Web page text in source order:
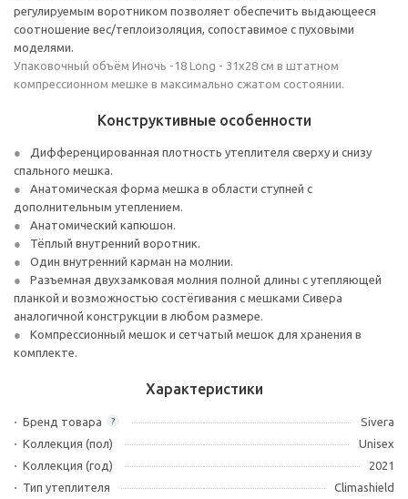
регулируемым воротником позволяет обеспечить выдающееся
соотношение вес/теплоизоляция, сопоставимое с пуховыми
моделями.
Упаковочный объём Иночь -18 Long - 31x28 см в штатном
компрессионном мешке в максимально сжатом состоянии.
Конструктивные особенности
Дифференцированная плотность утеплителя сверху и снизу
спального мешка.
Анатомическая форма мешка в области ступней с
дополнительным утеплением.
Анатомический капюшон.
Тёплый внутренний воротник.
Один внутренний карман на молнии.
Разъемная двухзамковая молния полной длины с утепляющей
планкой и возможностью состёгивания с мешками Сивера
аналогичной конструкции в любом размере.
Компрессионный мешок и сетчатый мешок для хранения в
комплекте.
Характеристики
?
Бренд товара
Sivera
Коллекция (пол)
Unisex
Коллекция (год)
2021
Тип утеплителя
Climashield